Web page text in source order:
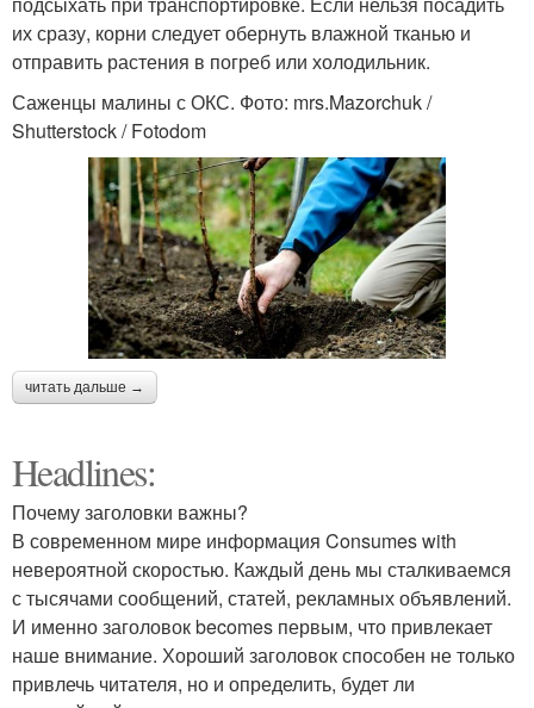
их сразу, корни следует обернуть влажной тканью и
отправить растения в погреб или холодильник.
Саженцы малины с ОКС. Фото: mrs.Mazorchuk /
Shutterstock / Fotodom
читать дальше →
Headlines:
Почему заголовки важны?
В современном мире информация Consumes with
невероятной скоростью. Каждый день мы сталкиваемся
с тысячами сообщений, статей, рекламных объявлений.
И именно заголовок becomes первым, что привлекает
наше внимание. Хороший заголовок способен не только
привлечь читателя, но и определить, будет ли